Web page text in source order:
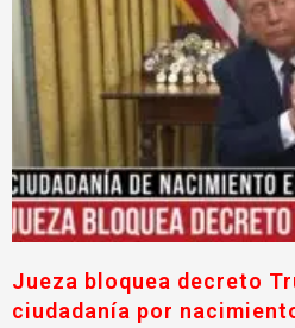
Jueza bloquea decreto
ciudadanía por